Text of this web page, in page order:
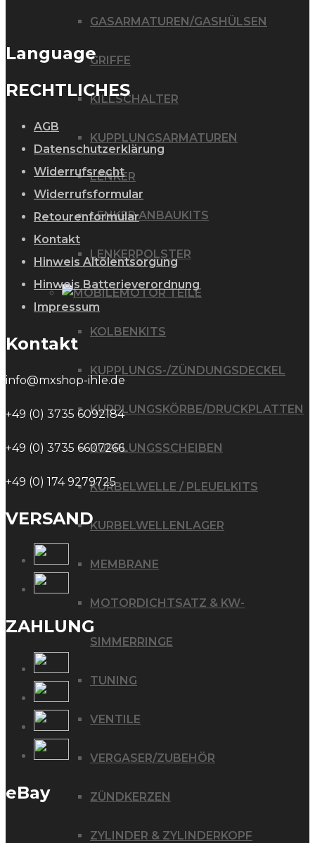
GASARMATUREN/GASHÜLSEN
GRIFFE
KILLSCHALTER
KUPPLUNGSARMATUREN
LENKER
LENKER ANBAUKITS
LENKERPOLSTER
MOTOR TEILE
KOLBENKITS
KUPPLUNGS-/ZÜNDUNGSDECKEL
KUPPLUNGSKÖRBE/DRUCKPLATTEN
KUPPLUNGSSCHEIBEN
KURBELWELLE / PLEUELKITS
KURBELWELLENLAGER
MEMBRANE
MOTORDICHTSATZ & KW-
SIMMERRINGE
TUNING
VENTILE
VERGASER/ZUBEHÖR
ZÜNDKERZEN
ZYLINDER & ZYLINDERKOPF
Language
RECHTLICHES
AGB
Datenschutzerklärung
Widerrufsrecht
Widerrufsformular
Retourenformular
Kontakt
Hinweis Altölentsorgung
Hinweis Batterieverordnung
Impressum
Kontakt
info@mxshop-ihle.de
+49 (0) 3735 6092184
+49 (0) 3735 6607266
+49 (0) 174 9279725
VERSAND
ZAHLUNG
eBay